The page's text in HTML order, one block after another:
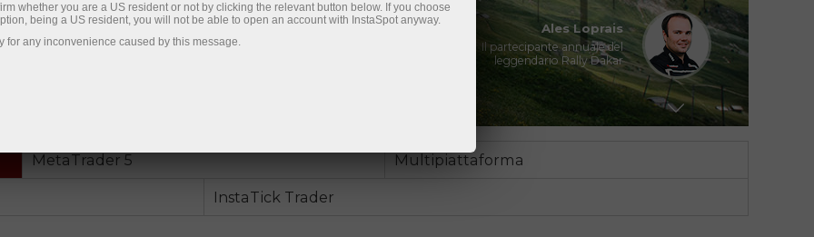
Viswanathan Anand
Il XV esimo campione del mondo
di scacchi
Vladimir Moravcik
MetaTrader 5 Multipiattaforma
InstaTick Trader
whether you are a US resident or not by clicking the relevant button below. If you choose
being a US resident, you will not be able to open an account with InstaSpot anyway.
for any inconvenience caused by this message.